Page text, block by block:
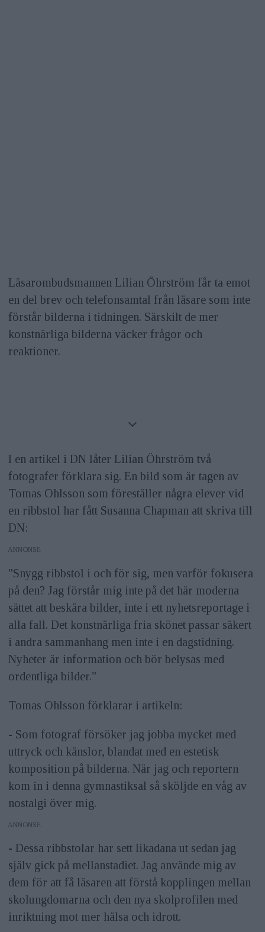
Läsarombudsmannen Lilian Öhrström får ta emot
en del brev och telefonsamtal från läsare som inte
förstår bilderna i tidningen. Särskilt de mer
konstnärliga bilderna väcker frågor och
reaktioner.
I en artikel i DN låter Lilian Öhrström två
fotografer förklara sig. En bild som är tagen av
Tomas Ohlsson som föreställer några elever vid
en ribbstol har fått Susanna Chapman att skriva till
DN:
ANNONS
"Snygg ribbstol i och för sig, men varför fokusera
på den? Jag förstår mig inte på det här moderna
sättet att beskära bilder, inte i ett nyhetsreportage i
alla fall. Det konstnärliga fria skönet passar säkert
i andra sammanhang men inte i en dagstidning.
Nyheter är information och bör belysas med
ordentliga bilder."
Tomas Ohlsson förklarar i artikeln:
- Som fotograf försöker jag jobba mycket med
uttryck och känslor, blandat med en estetisk
komposition på bilderna. När jag och reportern
kom in i denna gymnastiksal så sköljde en våg av
nostalgi över mig.
ANNONS
- Dessa ribbstolar har sett likadana ut sedan jag
själv gick på mellanstadiet. Jag använde mig av
dem för att få läsaren att förstå kopplingen mellan
skolungdomarna och den nya skolprofilen med
inriktning mot mer hälsa och idrott.